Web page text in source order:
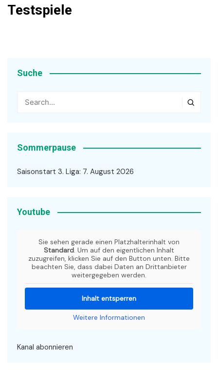
Testspiele
Suche
Sommerpause
Saisonstart 3. Liga: 7. August 2026
Youtube
Sie sehen gerade einen Platzhalterinhalt von
Standard. Um auf den eigentlichen Inhalt
zuzugreifen, klicken Sie auf den Button unten. Bitte
beachten Sie, dass dabei Daten an Drittanbieter
weitergegeben werden.
Inhalt entsperren
Weitere Informationen
Kanal abonnieren